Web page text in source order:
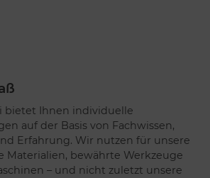
bietet Ihnen individuelle
auf der Basis von Fachwissen,
Erfahrung. Wir nutzen für unsere
Materialien, bewährte Werkzeuge
– und nicht zuletzt unsere